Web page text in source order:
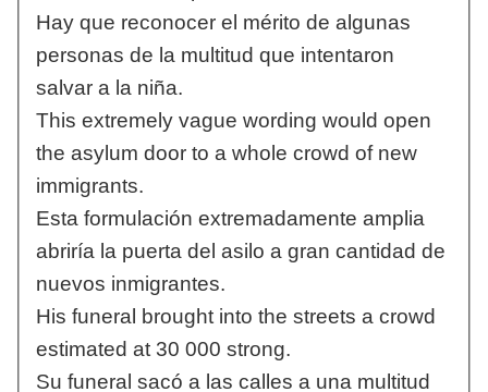
Hay que reconocer el mérito de algunas
personas de la multitud que intentaron
salvar a la niña.
This extremely vague wording would open
the asylum door to a whole crowd of new
immigrants.
Esta formulación extremadamente amplia
abriría la puerta del asilo a gran cantidad de
nuevos inmigrantes.
His funeral brought into the streets a crowd
estimated at 30 000 strong.
Su funeral sacó a las calles a una multitud